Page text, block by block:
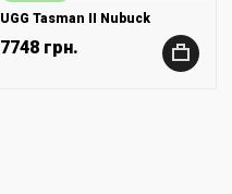
UGG Tasman II Nubuck
7748 грн. +